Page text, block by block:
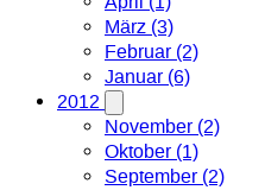
März (3)
Februar (2)
Januar (6)
2012
November (2)
Oktober (1)
September (2)